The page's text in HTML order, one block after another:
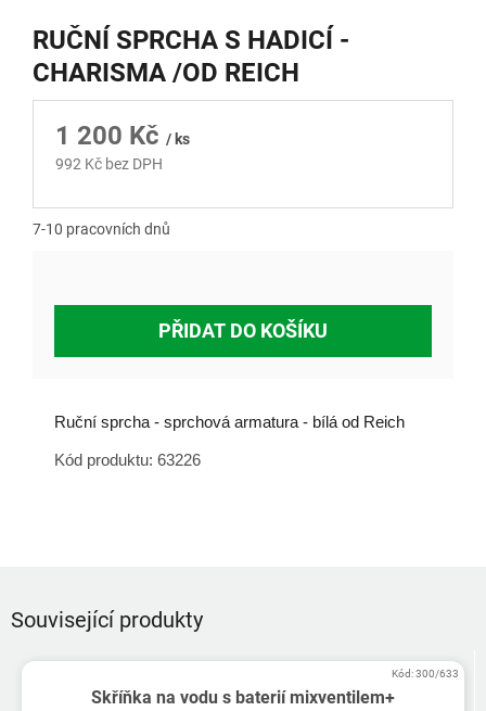
RUČNÍ SPRCHA S HADICÍ -
CHARISMA /OD REICH
1 200 Kč / ks
992 Kč bez DPH
7-10 pracovních dnů
PŘIDAT DO KOŠÍKU
Ruční sprcha - sprchová armatura - bílá od Reich
Kód produktu: 63226
Související produkty
Skříňka na vodu s baterií mixventilem+
Kód:300/633